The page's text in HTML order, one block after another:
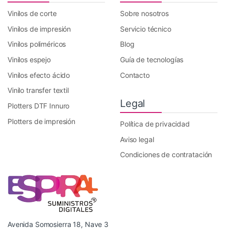
Vinilos de corte
Vinilos de impresión
Vinilos poliméricos
Vinilos espejo
Vinilos efecto ácido
Vinilo transfer textil
Plotters DTF Innuro
Plotters de impresión
Sobre nosotros
Servicio técnico
Blog
Guía de tecnologías
Contacto
Legal
Política de privacidad
Aviso legal
Condiciones de contratación
Avenida Somosierra 18, Nave 3